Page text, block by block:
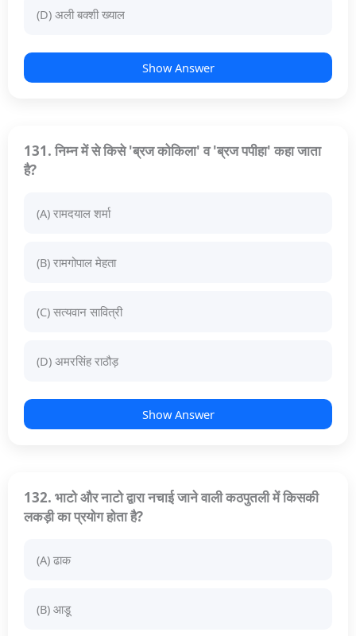
(D) अली बक्शी ख्याल
Show Answer
131. निम्न में से किसे 'ब्रज कोकिला' व 'ब्रज पपीहा' कहा जाता
है?
(A) रामदयाल शर्मा
(B) रामगोपाल मेहता
(C) सत्यवान सावित्री
(D) अमरसिंह राठौड़
Show Answer
132. भाटो और नाटो द्वारा नचाई जाने वाली कठपुतली में किसकी
लकड़ी का प्रयोग होता है?
(A) ढाक
(B) आडू